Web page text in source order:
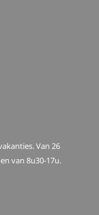
Van 26
van 8u30-17u.